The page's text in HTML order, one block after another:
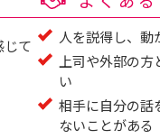
じて
人を説得し、動
上司や外部の方
い
相手に自分の話
ないことがある